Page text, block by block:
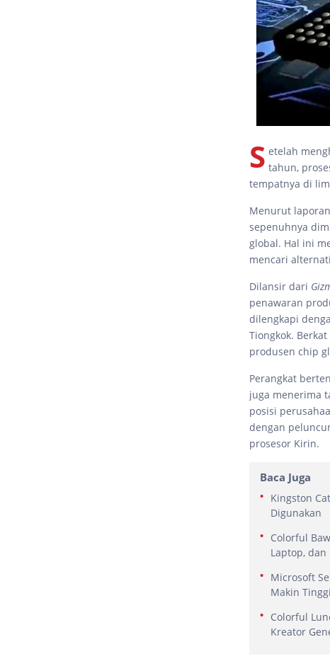
S etelah
tahun,
tempatnya di
Menurut
sepenuhnya
global. Hal ini
mencari
Dilansir dari
penawaran
dilengkapi
Tiongkok.
produsen chip
Perangkat
juga menerima
posisi
dengan
prosesor Kirin.
Baca Juga
Kingston
Digunakan
Colorful
Laptop, dan
Microsoft
Makin Tinggi
Colorful
Kreator